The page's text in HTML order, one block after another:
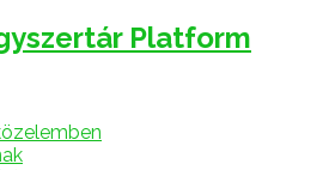
Platform